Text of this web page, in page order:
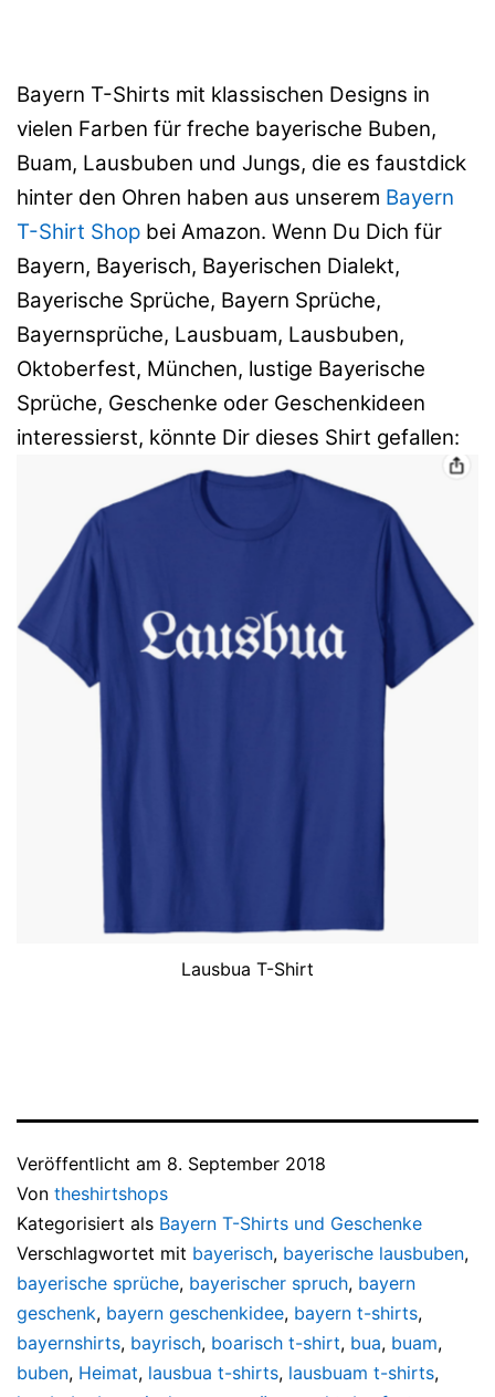
Bayern T-Shirts mit klassischen Designs in
vielen Farben für freche bayerische Buben,
Buam, Lausbuben und Jungs, die es faustdick
hinter den Ohren haben aus unserem Bayern
T-Shirt Shop bei Amazon. Wenn Du Dich für
Bayern, Bayerisch, Bayerischen Dialekt,
Bayerische Sprüche, Bayern Sprüche,
Bayernsprüche, Lausbuam, Lausbuben,
Oktoberfest, München, lustige Bayerische
Sprüche, Geschenke oder Geschenkideen
interessierst, könnte Dir dieses Shirt gefallen:
Lausbua T-Shirt
Veröffentlicht am 8. September 2018
Von theshirtshops
Kategorisiert als Bayern T-Shirts und Geschenke
Verschlagwortet mit bayerisch, bayerische lausbuben,
bayerische sprüche, bayerischer spruch, bayern
geschenk, bayern geschenkidee, bayern t-shirts,
bayernshirts, bayrisch, boarisch t-shirt, bua, buam,
buben, Heimat, lausbua t-shirts, lausbuam t-shirts,